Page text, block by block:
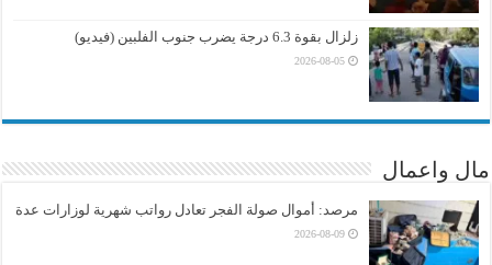
زلزال بقوة 6.3 درجة يضرب جنوب الفلبين (فيديو)
2026-08-05
مال واعمال
مرصد: أموال صولة الفجر تعادل رواتب شهرية لوزارات عدة
2026-08-09